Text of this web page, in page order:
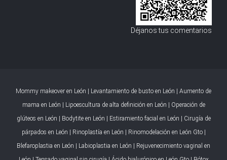
Déjanos tus comentarios
Mommy makeover en León | Levantamiento de busto en León | Aumento de
mama en León | Lipoescultura de alta definición en León | Operación de
glúteos en León | Bodytite en León | Estiramiento facial en León | Cirugía de
párpados en León | Rinoplastía en León | Rinomodelación en León Gto|
Blefaroplastia en León | Labioplastia en León | Rejuvenecimiento vaginal en